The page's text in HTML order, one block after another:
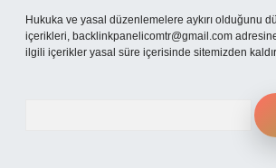
Hukuka ve yasal düzenlemelere aykırı olduğunu
içerikleri, backlinkpanelicomtr@gmail.com
ilgili içerikler yasal süre içerisinde sitemizden